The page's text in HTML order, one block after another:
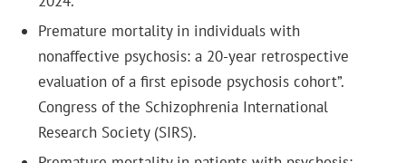
Premature mortality in individuals with
nonaffective psychosis: a 20-year retrospective
evaluation of a first episode psychosis cohort”.
Congress of the Schizophrenia International
Research Society (SIRS).